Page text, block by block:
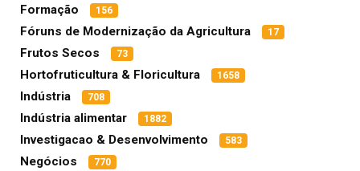
Formação 156
Fóruns de Modernização da Agricultura 17
Frutos Secos 73
Hortofruticultura & Floricultura 1658
Indústria 708
Indústria alimentar 1882
Investigacao & Desenvolvimento 583
Negócios 770